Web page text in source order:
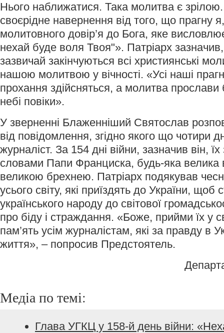
Нього наближатися. Така молитва є
своєрідне навернення від того, що прагну
молитовного довір’я до Бога, яке
нехай буде воля Твоя"». Патріарх
зазвичай закінчуються всі християнські
нашою молитвою у вічності. «Усі наші
прохання здійсняться, а молитва
небі повіки».
У зверненні Блаженніший Святослав
від повідомлення, згідно якого що чотири
журналіст. За 154 дні війни, зазначив він,
словами Папи Франциска, будь-яка велика
великою брехнею. Патріарх подякував
усього світу, які приїздять до України, щоб
українського народу до світової
про біду і страждання. «Боже, прийми їх у
пам’ять усім журналістам, які за правду в
життя», – попросив Предстоятель.
Медіа по темі:
Глава УГКЦ у 158-й день війни: